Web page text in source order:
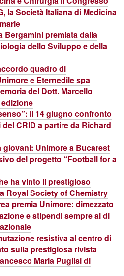
la Società Italiana di Medicina
Bergamini premiata dalla
dello Sviluppo e della
quadro di
e Eternedile spa
del Dott. Marcello
il 14 giugno confronto
CRID a partire da Richard
giovani: Unimore a Bucarest
del progetto “Football for a
ha vinto il prestigioso
Royal Society of Chemistry
premia Unimore: dimezzato
e stipendi sempre al di
resistiva al centro di
sulla prestigiosa rivista
Maria Puglisi di